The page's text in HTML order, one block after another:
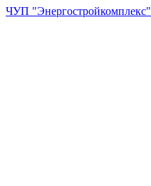
ЧУП "Энергостройкомплекс"